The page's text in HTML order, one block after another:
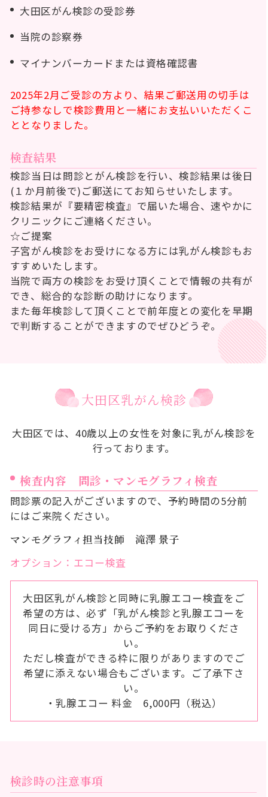
大田区がん検診の受診券
当院の診察券
マイナンバーカードまたは資格確認書
2025年2月ご受診の方より、結果ご郵送用の切手は
ご持参なしで検診費用と一緒にお支払いいただくこ
ととなりました。
検査結果
検診当日は問診とがん検診を行い、検診結果は後日
(１か月前後で)ご郵送にてお知らせいたします。
検診結果が『要精密検査』で届いた場合、速やかに
クリニックにご連絡ください。
☆ご提案
子宮がん検診をお受けになる方には乳がん検診もお
すすめいたします。
当院で両方の検診をお受け頂くことで情報の共有が
でき、総合的な診断の助けになります。
また毎年検診して頂くことで前年度との変化を早期
で判断することができますのでぜひどうぞ。
大田区乳がん検診
大田区では、40歳以上の女性を対象に乳がん検診を
行っております。
検査内容 問診・マンモグラフィ検査
問診票の記入がございますので、予約時間の5分前
にはご来院ください。
マンモグラフィ担当技師 滝澤 景子
オプション：エコー検査
大田区乳がん検診と同時に乳腺エコー検査をご
希望の方は、必ず「乳がん検診と乳腺エコーを
同日に受ける方」からご予約をお取りくださ
い。
ただし検査ができる枠に限りがありますのでご
希望に添えない場合もございます。ご了承下さ
い。
・乳腺エコー 料金 6,000円（税込）
検診時の注意事項